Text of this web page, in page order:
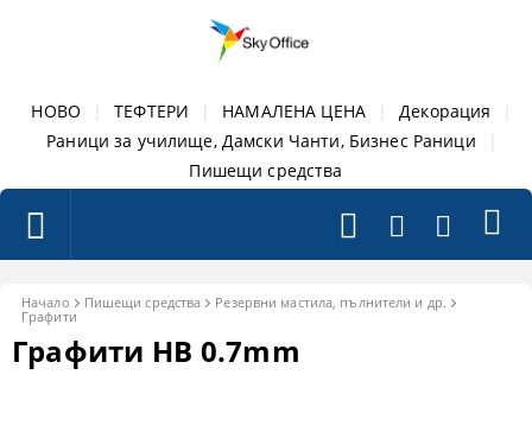
НОВО ТЕФТЕРИ НАМАЛЕНА ЦЕНА Декорация
Раници за училище, Дамски Чанти, Бизнес Раници
Пишещи средства
Начало Пишещи средства
Резервни мастила, пълнители и др.
Графити
Графити HB 0.7mm